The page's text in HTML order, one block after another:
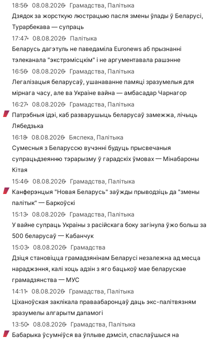
18:56 08.08.2026
Грамадства, Палітыка
Дзядок за жорсткую люстрацыю пасля змены ўлады ў Беларусі,
Турарбекава — супраць
17:47
08.08.2026
Палітыка
Беларусь дагэтуль не паведаміла Euronews аб прызнанні
тэлеканала "экстрэмісцкім" і не аргументавала рашэнне
16:56
08.08.2026
Грамадства, Палітыка
Легалізацыя беларусаў, ушанаванне памяці зразумелыя для
мірнага часу, але ва Украіне вайна — амбасадар Чарнагор
16:27
08.08.2026
Грамадства, Палітыка
Патрэбныя ідэі, каб разварушыць беларусаў замежжа, лічыць
Лябедзька
16:18
08.08.2026
Бяспека, Палітыка
Сумесныя з Беларуссю вучэнні будуць прысвечаныя
супрацьдзеянню тэрарызму ў гарадскіх ўмовах — Мінабароны
Кітая
15:46
08.08.2026
Грамадства, Палітыка
Канферэнцыя "Новая Беларусь" заўжды прыводзіць да "змены
палітык" — Баркоўскі
15:13
08.08.2026
Грамадства, Палітыка
У вайне супраць Украіны з расійскага боку загінула ўжо больш за
500 беларусаў — Кабанчук
15:03
08.08.2026
Грамадства
Дзіця становіцца грамадзянінам Беларусі незалежна ад месца
нараджэння, калі хоць адзін з яго бацькоў мае беларускае
грамадзянства — МУС
14:11
08.08.2026
Грамадства, Палітыка
Ціханоўская заклікала праваабаронцаў даць экс-палітвязням
зразумелы алгарытм дапамогі
13:50
08.08.2026
Грамадства, Палітыка
Бабарыка ўсумніўся ва ўплыве дэмсіл, спаслаўшыся на